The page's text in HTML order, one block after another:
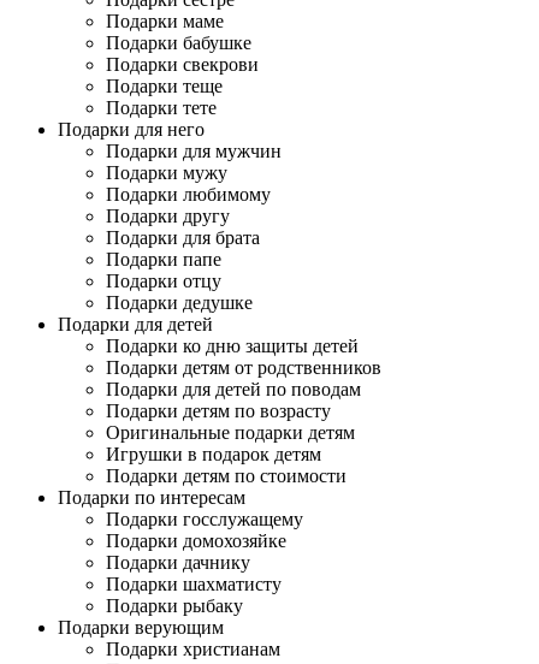
Подарки маме
Подарки бабушке
Подарки свекрови
Подарки теще
Подарки тете
Подарки для него
Подарки для мужчин
Подарки мужу
Подарки любимому
Подарки другу
Подарки для брата
Подарки папе
Подарки отцу
Подарки дедушке
Подарки для детей
Подарки ко дню защиты детей
Подарки детям от родственников
Подарки для детей по поводам
Подарки детям по возрасту
Оригинальные подарки детям
Игрушки в подарок детям
Подарки детям по стоимости
Подарки по интересам
Подарки госслужащему
Подарки домохозяйке
Подарки дачнику
Подарки шахматисту
Подарки рыбаку
Подарки верующим
Подарки христианам